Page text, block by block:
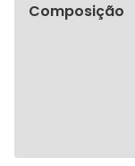
Composição